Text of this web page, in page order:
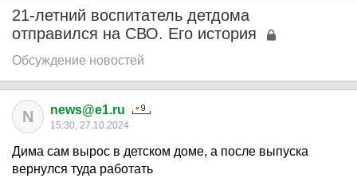
21-летний воспитатель детдома
отправился на СВО. Его история
Обсуждение новостей
N news@e1.ru
15:30, 27.10.2024
Дима сам вырос в детском доме, а после выпуска
вернулся туда работать